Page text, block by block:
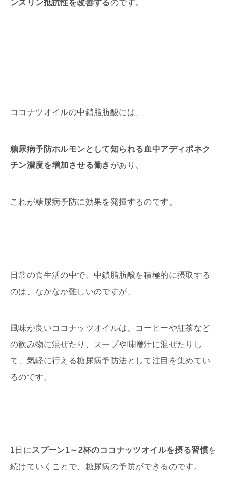
ンスリン抵抗性を改善するのです。
ココナツオイルの中鎖脂肪酸には、
糖尿病予防ホルモンとして知られる血中アディポネク
チン濃度を増加させる働き があり、
これが糖尿病予防に効果を発揮するのです。
日常の食生活の中で、中鎖脂肪酸を積極的に摂取する
のは、なかなか難しいのですが、
風味が良いココナッツオイルは、コーヒーや紅茶など
の飲み物に混ぜたり、スープや味噌汁に混ぜたりし
て、気軽に行える糖尿病予防法として注目を集めてい
るのです。
1日に スプーン1～2杯のココナッツオイルを摂る習慣を
続けていくことで、糖尿病の予防ができるのです。